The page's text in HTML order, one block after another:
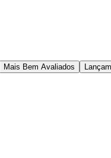
Mais Bem Avaliados